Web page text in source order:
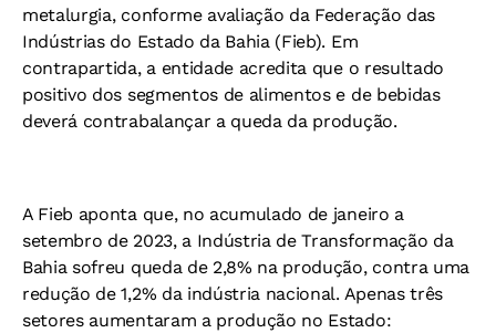
metalurgia, conforme avaliação da Federação das
Indústrias do Estado da Bahia (Fieb). Em
contrapartida, a entidade acredita que o resultado
positivo dos segmentos de alimentos e de bebidas
deverá contrabalançar a queda da produção.
A Fieb aponta que, no acumulado de janeiro a
setembro de 2023, a Indústria de Transformação da
Bahia sofreu queda de 2,8% na produção, contra uma
redução de 1,2% da indústria nacional. Apenas três
setores aumentaram a produção no Estado: